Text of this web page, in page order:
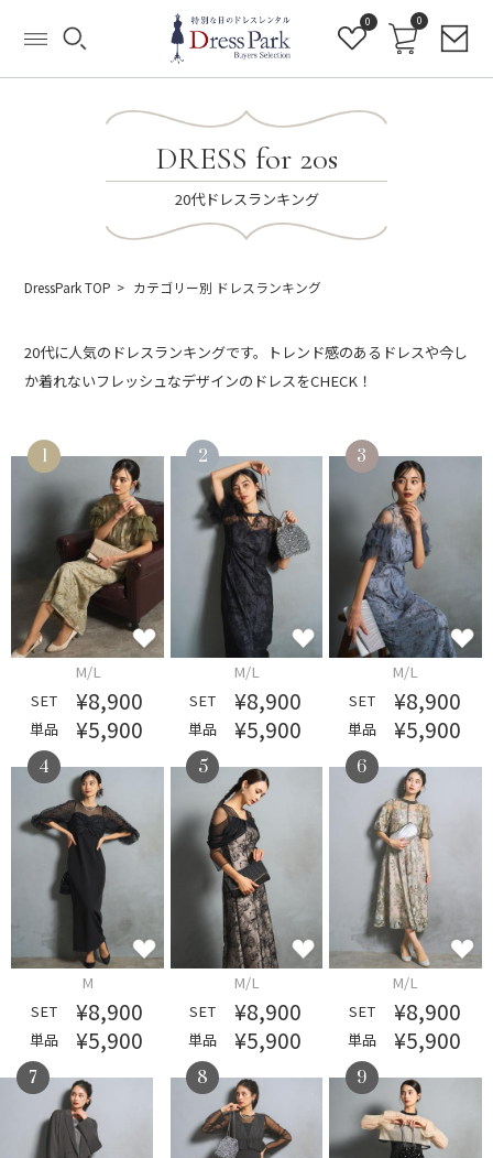
0 0
DRESS for 20s
20代ドレスランキング
DressPark TOP カテゴリー別 ドレスランキング
20代に人気のドレスランキングです。トレンド感のあるドレスや今し
か着れないフレッシュなデザインのドレスをCHECK！
1
M/L
SET
¥8,900
単品 ¥5,900
2
M/L
SET
¥8,900
単品 ¥5,900
3
M/L
SET
¥8,900
単品 ¥5,900
4
M
SET
¥8,900
単品 ¥5,900
5
M/L
SET
¥8,900
単品 ¥5,900
6
M/L
SET
¥8,900
単品 ¥5,900
7 8 9